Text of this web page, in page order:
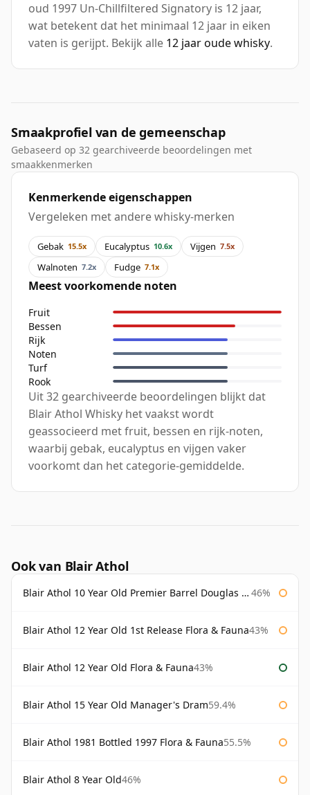
oud 1997 Un-Chillfiltered Signatory is 12 jaar,
wat betekent dat het minimaal 12 jaar in eiken
vaten is gerijpt. Bekijk alle 12 jaar oude whisky.
Smaakprofiel van de gemeenschap
Gebaseerd op 32 gearchiveerde beoordelingen met
smaakkenmerken
Kenmerkende eigenschappen
Vergeleken met andere whisky-merken
Gebak 15.5x Eucalyptus 10.6x Vijgen 7.5x
Walnoten 7.2x Fudge 7.1x
Meest voorkomende noten
Fruit
Bessen
Rijk
Noten
Turf
Rook
Uit 32 gearchiveerde beoordelingen blijkt dat
Blair Athol Whisky het vaakst wordt
geassocieerd met fruit, bessen en rijk-noten,
waarbij gebak, eucalyptus en vijgen vaker
voorkomt dan het categorie-gemiddelde.
Ook van Blair Athol
Blair Athol 10 Year Old Premier Barrel Douglas Laing 46%
Blair Athol 12 Year Old 1st Release Flora & Fauna43%
Blair Athol 12 Year Old Flora & Fauna43%
Blair Athol 15 Year Old Manager's Dram59.4%
Blair Athol 1981 Bottled 1997 Flora & Fauna55.5%
Blair Athol 8 Year Old46%